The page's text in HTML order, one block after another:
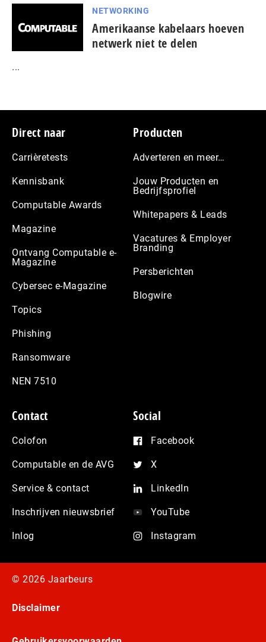
NETWORKING
Amerikaanse kabelaars hoeven
netwerk niet te delen
...
Footer
Direct naar
Carrièretests
Kennisbank
Computable Awards
Magazine
Ontvang Computable e-
Magazine
Cybersec e-Magazine
Topics
Phishing
Ransomware
NEN 7510
Producten
Adverteren en meer…
Jouw Producten en
Bedrijfsprofiel
Whitepapers & Leads
Vacatures & Employer
Branding
Persberichten
Blogwire
Contact
Colofon
Computable en de AVG
Service & contact
Inschrijven nieuwsbrief
Inlog
Social
Facebook
X
LinkedIn
YouTube
Instagram
© 2026 Jaarbeurs
Disclaimer